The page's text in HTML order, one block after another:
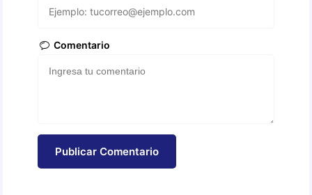
Comentario
Publicar Comentario